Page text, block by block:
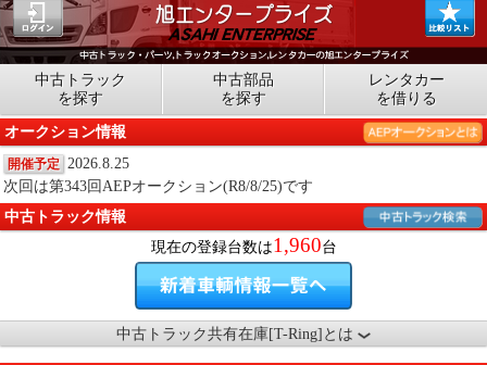
中古トラック
を探す
中古部品
を探す
レンタカー
を借りる
オークション情報
開催予定
2026.8.25
次回は第343回AEPオークション(R8/8/25)です
中古トラック情報
現在の登録台数は1,960台
中古トラック共有在庫[T-Ring]とは